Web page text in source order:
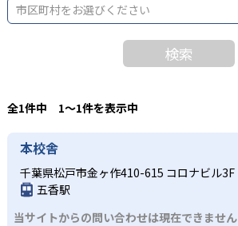
市区町村をお選びください
検索
全1件中 1〜1件を表示中
本校舎
千葉県松戸市金ヶ作410-615 コロナビル3F
五香駅
当サイトからの問い合わせは現在できません